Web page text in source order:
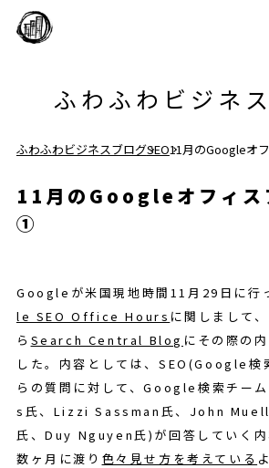
ふわふわビジネ
ふわふわビジネスブログSEO11月のGoogleオ
11月のGoogleオフィス
①
Googleが米国現地時間11月29日に行
le SEO Office Hours に関しまして
ら Search Central Blog にその際の
した。内容としては、SEO(Google検
らの質問に対して、Google検索チー
s氏、Lizzi Sassman氏、John
氏、Duy Nguyen氏)が回答していく内
数ヶ月に渡り 色々見せ方を考えている